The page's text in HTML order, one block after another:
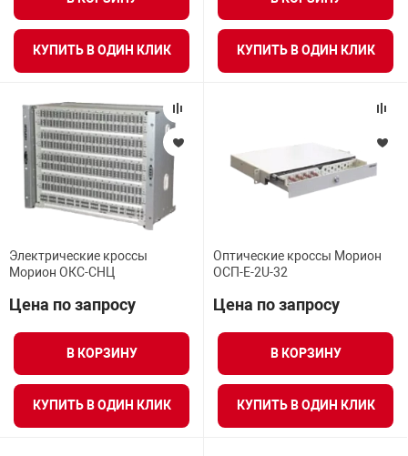
КУПИТЬ В ОДИН КЛИК КУПИТЬ В ОДИН КЛИК
Электрические кроссы
Морион ОКС-СНЦ
Цена по запросу
В КОРЗИНУ
КУПИТЬ В ОДИН КЛИК
Оптические кроссы Морион
ОСП-Е-2U-32
Цена по запросу
В КОРЗИНУ
КУПИТЬ В ОДИН КЛИК